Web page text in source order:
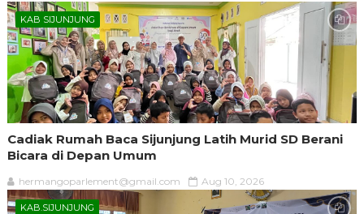
KAB SIJUNJUNG
Cadiak Rumah Baca Sijunjung Latih Murid SD Berani
Bicara di Depan Umum
hermangoparlement@gmail.com Aug 10, 2026
KAB.SIJUNJUNG